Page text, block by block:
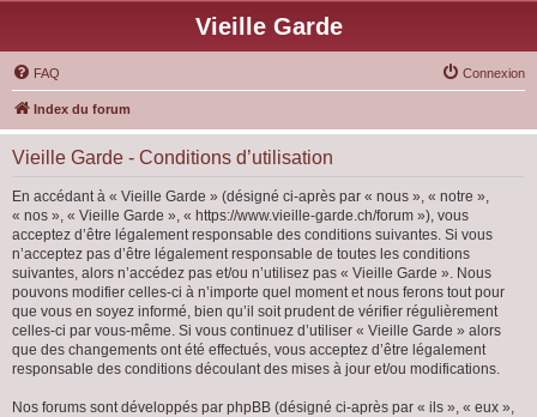
Vieille Garde
FAQ Connexion
Index du forum
Vieille Garde - Conditions d’utilisation
En accédant à « Vieille Garde » (désigné ci-après par « nous », « notre »,
« nos », « Vieille Garde », « https://www.vieille-garde.ch/forum »), vous
acceptez d’être légalement responsable des conditions suivantes. Si vous
n’acceptez pas d’être légalement responsable de toutes les conditions
suivantes, alors n’accédez pas et/ou n’utilisez pas « Vieille Garde ». Nous
pouvons modifier celles-ci à n’importe quel moment et nous ferons tout pour
que vous en soyez informé, bien qu’il soit prudent de vérifier régulièrement
celles-ci par vous-même. Si vous continuez d’utiliser « Vieille Garde » alors
que des changements ont été effectués, vous acceptez d’être légalement
responsable des conditions découlant des mises à jour et/ou modifications.
Nos forums sont développés par phpBB (désigné ci-après par « ils », « eux »,